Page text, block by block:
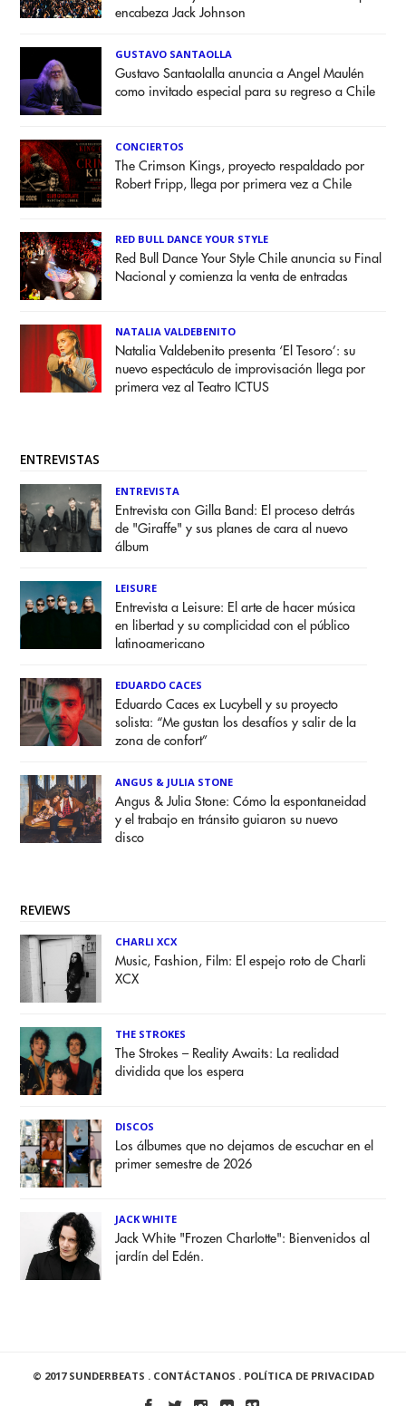
encabeza Jack Johnson
GUSTAVO SANTAOLLA
Gustavo Santaolalla anuncia a Angel Maulén
como invitado especial para su regreso a Chile
CONCIERTOS
The Crimson Kings, proyecto respaldado por
Robert Fripp, llega por primera vez a Chile
RED BULL DANCE YOUR STYLE
Red Bull Dance Your Style Chile anuncia su Final
Nacional y comienza la venta de entradas
NATALIA VALDEBENITO
Natalia Valdebenito presenta ‘El Tesoro’: su
nuevo espectáculo de improvisación llega por
primera vez al Teatro ICTUS
ENTREVISTAS
ENTREVISTA
Entrevista con Gilla Band: El proceso detrás
de "Giraffe" y sus planes de cara al nuevo
álbum
LEISURE
Entrevista a Leisure: El arte de hacer música
en libertad y su complicidad con el público
latinoamericano
EDUARDO CACES
Eduardo Caces ex Lucybell y su proyecto
solista: “Me gustan los desafíos y salir de la
zona de confort”
ANGUS & JULIA STONE
Angus & Julia Stone: Cómo la espontaneidad
y el trabajo en tránsito guiaron su nuevo
disco
REVIEWS
CHARLI XCX
Music, Fashion, Film: El espejo roto de Charli
XCX
THE STROKES
The Strokes – Reality Awaits: La realidad
dividida que los espera
DISCOS
Los álbumes que no dejamos de escuchar en el
primer semestre de 2026
JACK WHITE
Jack White "Frozen Charlotte": Bienvenidos al
jardín del Edén.
© 2017 SUNDERBEATS . CONTÁCTANOS . POLÍTICA DE PRIVACIDAD